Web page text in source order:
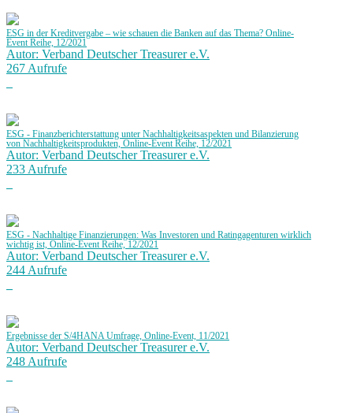
ESG in der Kreditvergabe – wie schauen die Banken auf das Thema? Online-
Event Reihe, 12/2021
Autor: Verband Deutscher Treasurer e.V.
267 Aufrufe
ESG - Finanzberichterstattung unter Nachhaltigkeitsaspekten und Bilanzierung
von Nachhaltigkeitsprodukten, Online-Event Reihe, 12/2021
Autor: Verband Deutscher Treasurer e.V.
233 Aufrufe
ESG - Nachhaltige Finanzierungen: Was Investoren und Ratingagenturen wirklich
wichtig ist, Online-Event Reihe, 12/2021
Autor: Verband Deutscher Treasurer e.V.
244 Aufrufe
Ergebnisse der S/4HANA Umfrage, Online-Event, 11/2021
Autor: Verband Deutscher Treasurer e.V.
248 Aufrufe